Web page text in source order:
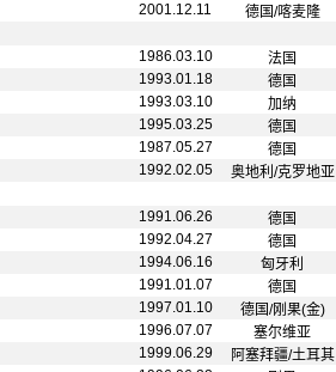
2001.12.11 德国/喀麦隆
1986.03.10 法国
1993.01.18 德国
1993.03.10 加纳
1995.03.25 德国
1987.05.27 德国
1992.02.05 奥地利/克罗地亚
1991.06.26 德国
1992.04.27 德国
1994.06.16 匈牙利
1991.01.07 德国
1997.01.10 德国/刚果(金)
1996.07.07 塞尔维亚
1999.06.29 阿塞拜疆/土耳其